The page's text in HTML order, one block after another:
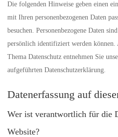
Die folgenden Hinweise geben einen
mit Ihren personenbezogenen Daten
besuchen. Personenbezogene Daten
persönlich identifiziert werden
Thema Datenschutz entnehmen Sie
aufgeführten Datenschutzerklärung.
Datenerfassung auf
Wer ist verantwortlich für die
Website?